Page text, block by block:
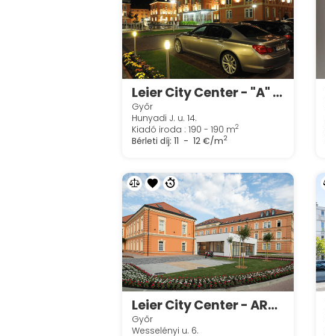
Leier City Center - "A" Irodaház
Győr
Hunyadi J. u. 14.
Kiadó iroda : 190 - 190 m2
Bérleti díj: 11 - 12 €/m2
Leier City Center - ARZENÁL Irodaház
Győr
Wesselényi u. 6.